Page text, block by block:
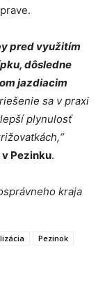
pred využitím
dôsledne
jazdiacim
sa v praxi
plynulosť
Pezinku.
kraja
Pezinok